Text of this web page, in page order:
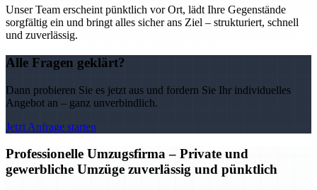
Unser Team erscheint pünktlich vor Ort, lädt Ihre Gegenstände
sorgfältig ein und bringt alles sicher ans Ziel – strukturiert, schnell
und zuverlässig.
Alle Fragen geklärt?
Dann probieren Sie es jetzt aus und fordern Sie Ihr individuelles
Angebot an – ganz unverbindlich.
Jetzt Anfrage starten
Professionelle Umzugsfirma– Private und
gewerbliche Umzüge zuverlässig und pünktlich